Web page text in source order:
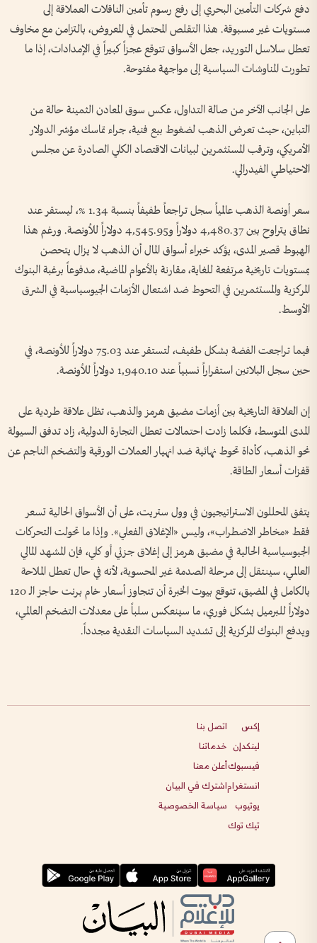
دفع شركات التأمين البحري إلى رفع رسوم تأمين الناقلات العملاقة إلى
مستويات غير مسبوقة. هذا التقلص المحتمل في المعروض، بالتزامن مع مخاوف
تعطل سلاسل التوريد، جعل الأسواق تتوقع عجزاً كبيراً في الإمدادات، إذا ما
تطورت المناوشات السياسية إلى مواجهة مفتوحة.
على الجانب الآخر من صالة التداول، عكس سوق المعادن الثمينة حالة من
التباين، حيث تعرض الذهب لضغوط بيع فنية، جراء تماسك مؤشر الدولار
الأمريكي، وترقب المستثمرين لبيانات الاقتصاد الكلي الصادرة عن مجلس
الاحتياطي الفيدرالي.
سعر أونصة الذهب عالمياً سجل تراجعاً طفيفاً بنسبة 1.34 %، ليستقر عند
نطاق يتراوح بين 4,480.37 دولاراً و4,545.95 دولاراً للأونصة. ورغم هذا
الهبوط قصير المدى، يؤكد خبراء أسواق المال أن الذهب لا يزال يتحصن
بمستويات تاريخية مرتفعة للغاية، مقارنة بالأعوام الماضية، مدفوعاً برغبة البنوك
المركزية والمستثمرين في التحوط ضد اشتعال الأزمات الجيوسياسية في الشرق
الأوسط.
فيما تراجعت الفضة بشكل طفيف، لتستقر عند 75.03 دولاراً للأونصة، في
حين سجل البلاتين استقراراً نسبياً عند 1,940.10 دولاراً للأونصة.
إن العلاقة التاريخية بين أزمات مضيق هرمز والذهب، تظل علاقة طردية على
المدى المتوسط، فكلما زادت احتمالات تعطل التجارة الدولية، زاد تدفق السيولة
نحو الذهب، كأداة تحوط نهائية ضد انهيار العملات الورقية والتضخم الناجم عن
قفزات أسعار الطاقة.
يتفق المحللون الاستراتيجيون في وول ستريت، على أن الأسواق الحالية تسعر
فقط «مخاطر الاضطراب»، وليس «الإغلاق الفعلي». وإذا ما تحولت التحركات
الجيوسياسية الحالية في مضيق هرمز إلى إغلاق جزئي أو كلي، فإن المشهد المالي
العالمي، سينتقل إلى مرحلة الصدمة غير المحسوبة، لأنه في حال تعطل الملاحة
بالكامل في المضيق، تتوقع بيوت الخبرة أن تتجاوز أسعار خام برنت حاجز الـ 120
دولاراً للبرميل بشكل فوري، ما سينعكس سلباً على معدلات التضخم العالمي،
ويدفع البنوك المركزية إلى تشديد السياسات النقدية مجدداً.
إكس
لينكدإن
فيسبوك
انستغرام
يوتيوب
تيك توك
اتصل بنا
خدماتنا
أعلن معنا
اشترك في البيان
سياسة الخصوصية